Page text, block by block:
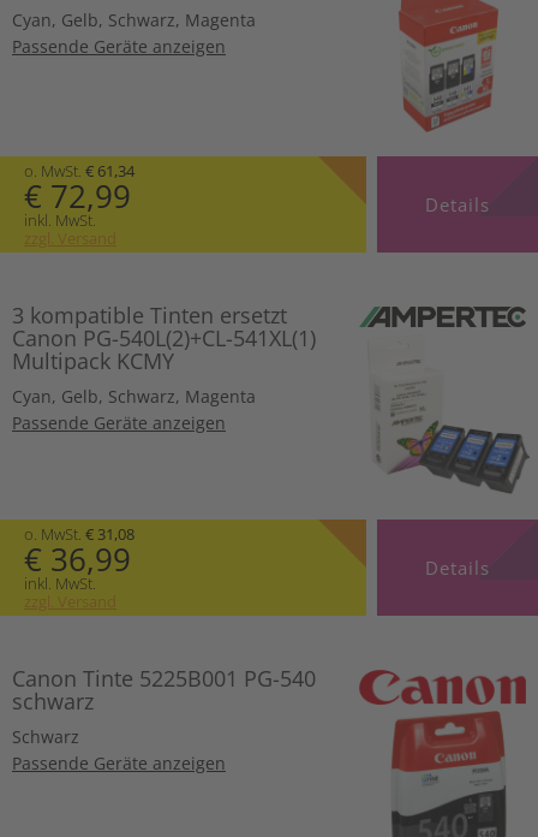
Cyan, Gelb, Schwarz, Magenta
Passende Geräte anzeigen
o. MwSt. € 61,34
€ 72,99
inkl. MwSt.
zzgl. Versand
Details
3 kompatible Tinten ersetzt
Canon PG-540L(2)+CL-541XL(1)
Multipack KCMY
Cyan, Gelb, Schwarz, Magenta
Passende Geräte anzeigen
o. MwSt. € 31,08
€ 36,99
inkl. MwSt.
zzgl. Versand
Details
Canon Tinte 5225B001 PG-540
schwarz
Schwarz
Passende Geräte anzeigen